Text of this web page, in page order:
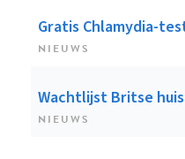
Gratis Chlamydia-
NIEUWS
Wachtlijst Britse
NIEUWS